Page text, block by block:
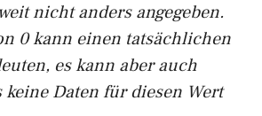
nicht anders angegeben.
0 kann einen tatsächlichen
es kann aber auch
keine Daten für diesen Wert